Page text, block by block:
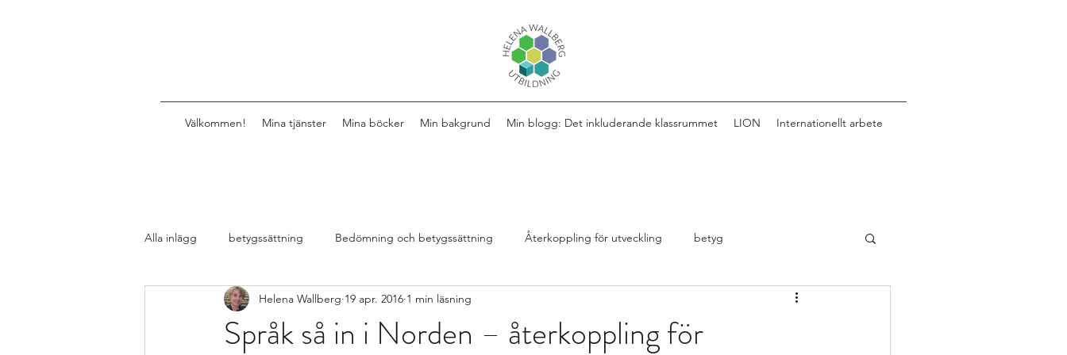
Välkommen! Mina tjänster Mina böcker Min bakgrund Min blogg: Det inkluderande klassrummet LION Internationellt arbete
Alla inlägg betygssättning Bedömning och betygssättning Återkoppling för utveckling betyg
Design av lektioner, uppgifter, mat Design av lektioner
Språk så in i Norden – återkoppling för
Helena Wallberg 19 apr. 2016 1 min läsning